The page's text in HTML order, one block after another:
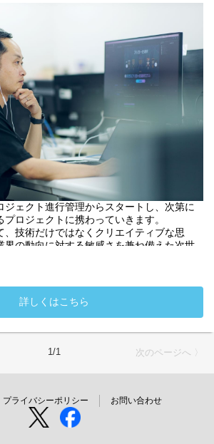
ジェクト進行管理からスタートし、次第に
ロジェクトに携わっていきます。
、技術だけではなくクリエイティブな思
界の動向に対する敏感さを兼ね備えた次世
タルワークス部
詳しくはこちら
1/1 次のページへ 〉
プライバシーポリシー お問い合わせ